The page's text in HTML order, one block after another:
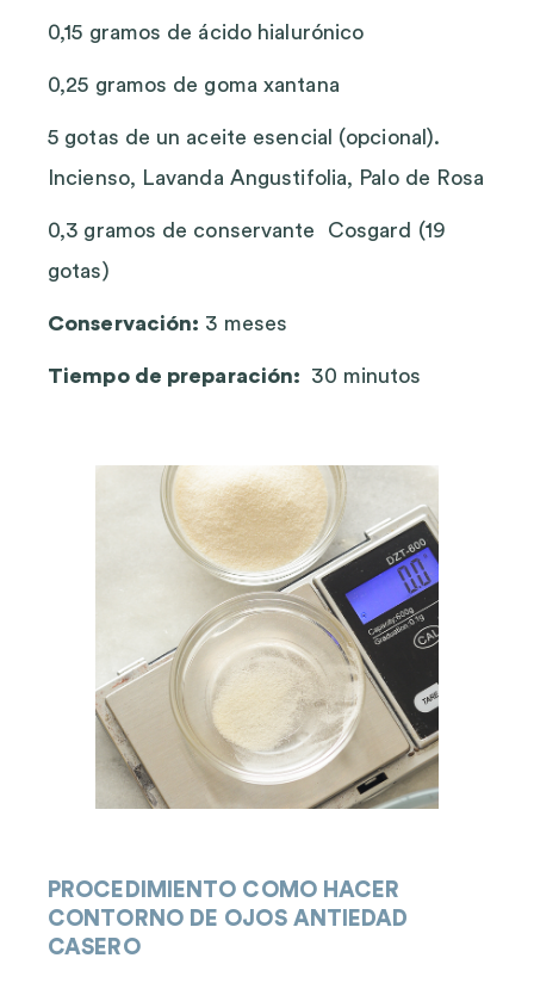
0,15 gramos de ácido hialurónico
0,25 gramos de goma xantana
5 gotas de un aceite esencial (opcional).
Incienso, Lavanda Angustifolia, Palo de Rosa
0,3 gramos de conservante Cosgard (19
gotas)
Conservación: 3 meses
Tiempo de preparación: 30 minutos
PROCEDIMIENTO COMO HACER
CONTORNO DE OJOS ANTIEDAD
CASERO